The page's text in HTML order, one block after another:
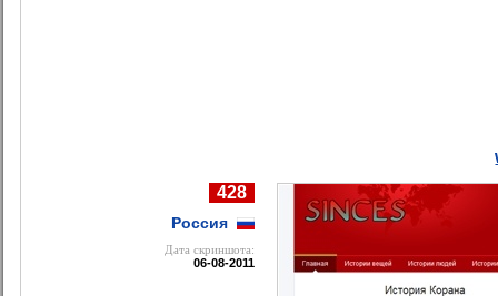
428
Россия
Дата cкриншота:
06-08-2011